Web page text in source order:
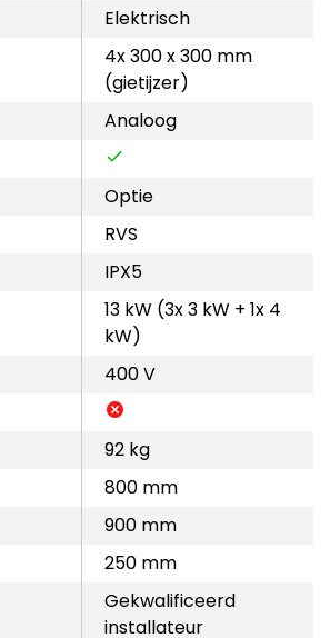
Elektrisch
4x 300 x 300 mm
(gietijzer)
Analoog
Optie
RVS
IPX5
13 kW (3x 3 kW + 1x 4
kW)
400 V
92 kg
800 mm
900 mm
250 mm
Gekwalificeerd
installateur